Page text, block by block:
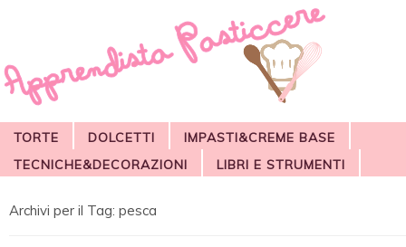
TORTE DOLCETTI
IMPASTI&CREME BASE
TECNICHE&DECORAZIONI
LIBRI E STRUMENTI
Archivi per il Tag: pesca